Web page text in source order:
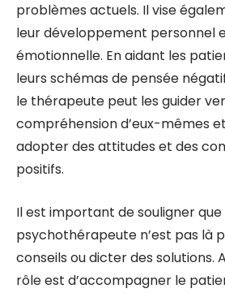
problèmes actuels. Il vise
leur développement personnel
émotionnelle. En aidant les
leurs schémas de pensée
le thérapeute peut les guider
compréhension d’eux-mêmes
adopter des attitudes et des
positifs.
Il est important de souligner que
psychothérapeute n’est pas là
conseils ou dicter des solutions.
rôle est d’accompagner le